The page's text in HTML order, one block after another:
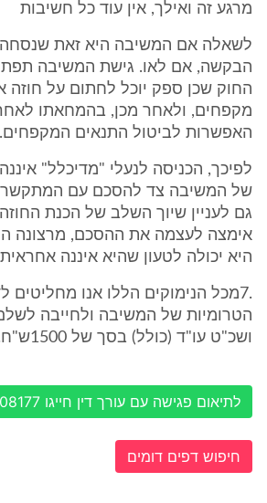
מרגע זה ואילך, אין עוד כל חשיבות
לשאלה אם המשיבה היא זאת
הבקשה, אם לאו. גישת המשיבה
החוק שכן ספק יוכל לחתום על חוזה
מקפחים, ולאחר מכן, בהמחאתו
האפשרות לביטול התנאים המקפחים.
לפיכך, הכניסה לנעלי "מדיכלל"
של המשיבה צד להסכם עם
גם לעניין שיוך השלב של הכנת
אימצה לעצמה את ההסכם, מרצונה
היא יכולה לטעון שהיא איננה
.7מכל הנימוקים הללו אנו מחליטים
הטרומיות של המשיבה ולחייבה
ושכ"ט עו"ד (כולל) בסך של 1500ש"ח.
לתיאום פגישה עם עורך דין חייגו 077-4008177
חיפוש דפים דומים